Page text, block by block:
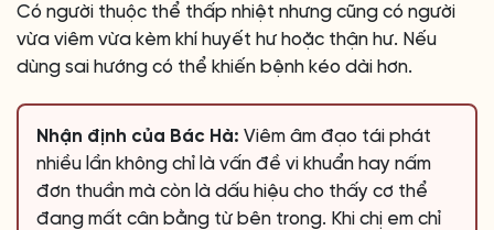
Có người thuộc thể thấp nhiệt nhưng cũng có người
vừa viêm vừa kèm khí huyết hư hoặc thận hư. Nếu
dùng sai hướng có thể khiến bệnh kéo dài hơn.
Nhận định của Bác Hà: Viêm âm đạo tái phát
nhiều lần không chỉ là vấn đề vi khuẩn hay nấm
đơn thuần mà còn là dấu hiệu cho thấy cơ thể
đang mất cân bằng từ bên trong. Khi chị em chỉ